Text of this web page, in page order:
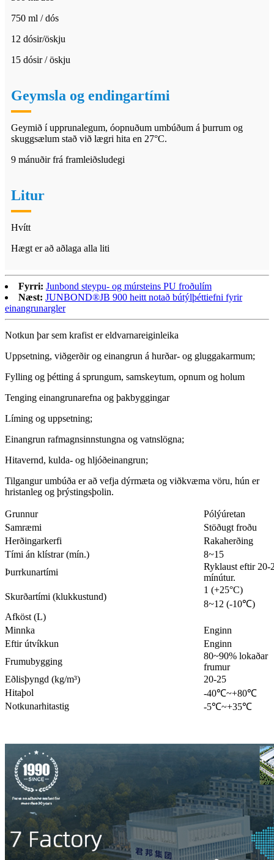
750 ml / dós
12 dósir/öskju
15 dósir / öskju
Geymsla og endingartími
Geymið í upprunalegum, óopnuðum umbúðum á þurrum og
skuggsælum stað við lægri hita en 27°C.
9 mánuðir frá framleiðsludegi
Litur
Hvítt
Hægt er að aðlaga alla liti
Fyrri: Junbond steypu- og múrsteins PU froðulím
Næst: JUNBOND®JB 900 heitt notað bútýlþéttiefni fyrir
einangrunargler
Notkun þar sem krafist er eldvarnareiginleika
Uppsetning, viðgerðir og einangrun á hurðar- og gluggakarmum;
Fylling og þétting á sprungum, samskeytum, opnum og holum
Tenging einangrunarefna og þakbyggingar
Líming og uppsetning;
Einangrun rafmagnsinnstungna og vatnslögna;
Hitavernd, kulda- og hljóðeinangrun;
Tilgangur umbúða er að vefja dýrmæta og viðkvæma vöru, hún er
hristanleg og þrýstingsþolin.
Grunnur
Pólýúretan
Samræmi
Stöðugt froðu
Herðingarkerfi
Rakaherðing
Tími án klístrar (mín.)
8~15
Þurrkunartími
Ryklaust eftir 20-
mínútur.
Skurðartími (klukkustund)
1 (+25°C)
8~12 (-10℃)
Afköst (L)
Minnka
Enginn
Eftir útvíkkun
Enginn
Frumubygging
80~90% lokaðar
frumur
Eðlisþyngd (kg/m³)
20-25
Hitaþol
-40℃~+80℃
Notkunarhitastig
-5℃~+35℃